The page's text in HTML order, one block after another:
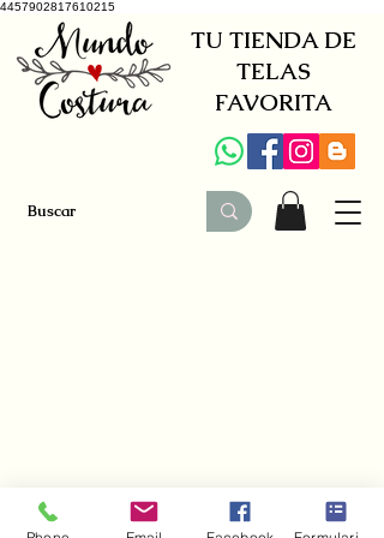
4457902817610215
TU TIENDA DE
TELAS
FAVORITA
+34 941579600 +34 650030142